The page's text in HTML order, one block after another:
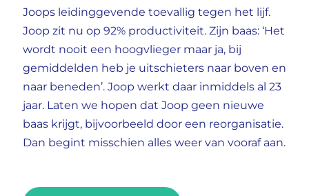
Joops leidinggevende toevallig tegen het lijf.
Joop zit nu op 92% productiviteit. Zijn baas: ‘Het
wordt nooit een hoogvlieger maar ja, bij
gemiddelden heb je uitschieters naar boven en
naar beneden’. Joop werkt daar inmiddels al 23
jaar. Laten we hopen dat Joop geen nieuwe
baas krijgt, bijvoorbeeld door een reorganisatie.
Dan begint misschien alles weer van vooraf aan.